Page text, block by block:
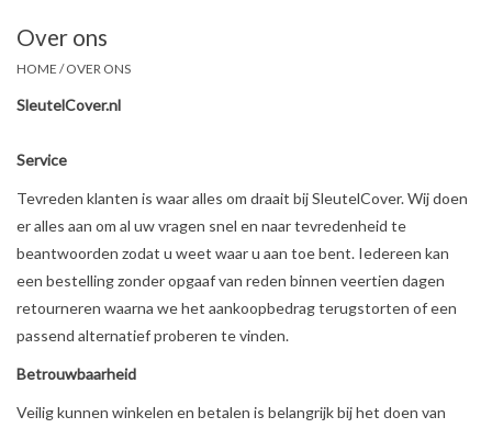
Accessoires
Contact
Over ons
HOME /OVER ONS
SleutelCover.nl
Service
Tevreden klanten is waar alles om draait bij SleutelCover. Wij doen
er alles aan om al uw vragen snel en naar tevredenheid te
beantwoorden zodat u weet waar u aan toe bent. Iedereen kan
een bestelling zonder opgaaf van reden binnen veertien dagen
retourneren waarna we het aankoopbedrag terugstorten of een
passend alternatief proberen te vinden.
Betrouwbaarheid
Veilig kunnen winkelen en betalen is belangrijk bij het doen van